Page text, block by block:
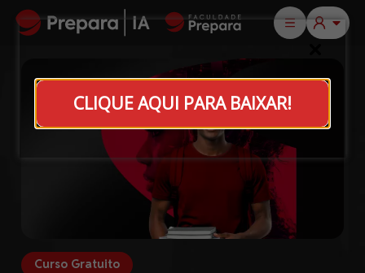
CLIQUE AQUI PARA BAIXAR!
Curso Gratuito